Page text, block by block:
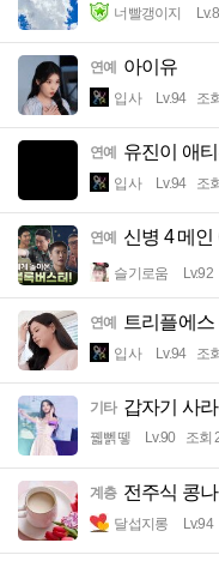
너빨갱이지
연예 아이유
입사 Lv.94 조
연예 유진이 애
입사 Lv.94 조
연예 신병 4 메인
슬기로움 Lv.92
연예 트리플에
입사 Lv.94 조
기타 갑자기 사
꿻뻵뗗 Lv.90 조회
계층 전주식 콩
달섭지롱 Lv.94